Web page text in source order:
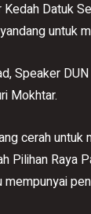
Datuk
untuk
Speaker
Mokhtar.
cerah
Pilihan Raya